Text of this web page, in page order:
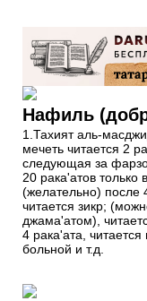
Нафиль
1.Тахият аль-
мечеть читается 2
следующая за
20 рака'атов
(желательно) после
читается зикр;
джама'атом),
4 рака'ата, читается
больной и т.д.